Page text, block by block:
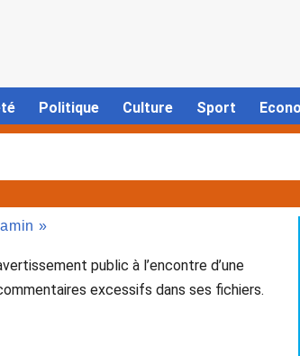
Politique Culture Sport
»
public à l’encontre d’une
excessifs dans ses fichiers.